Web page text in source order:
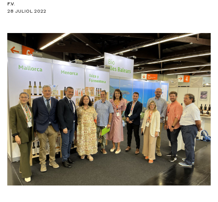
F.V.
28 JULIOL 2022